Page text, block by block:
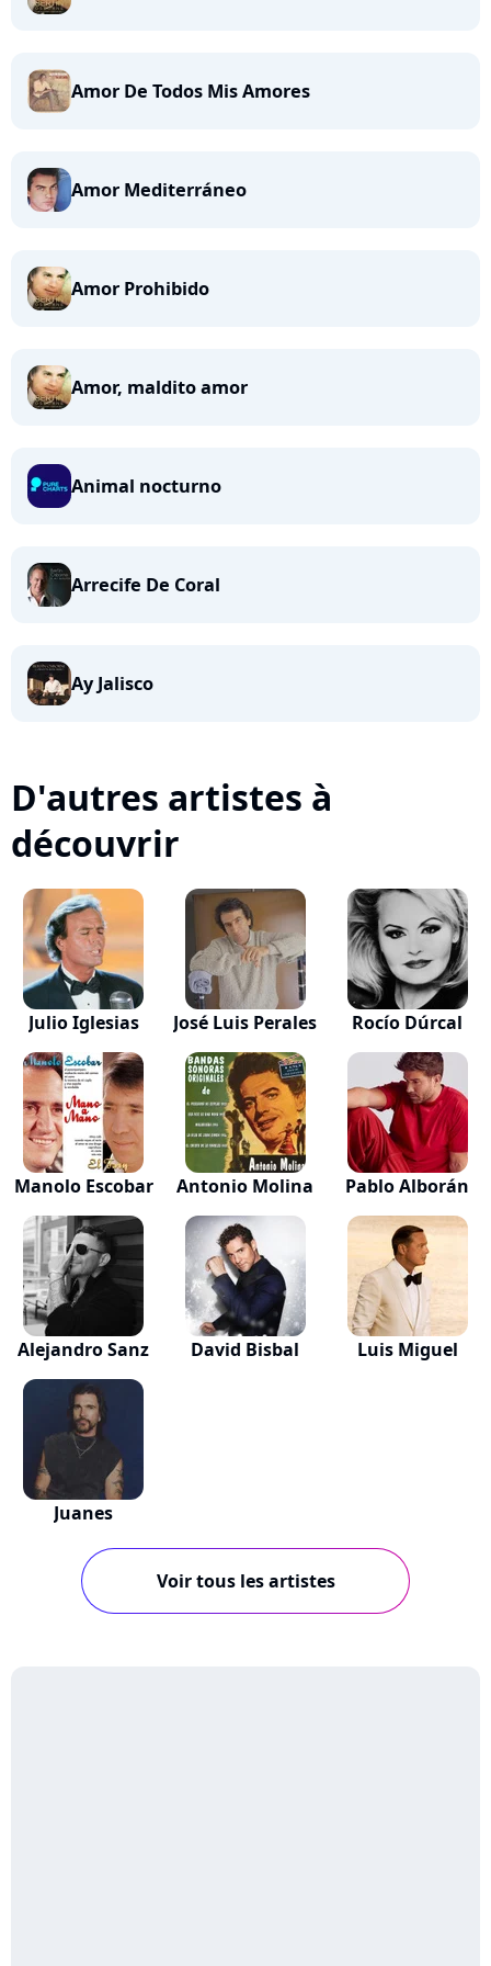
Amor De Todos Mis Amores
Amor Mediterráneo
Amor Prohibido
Amor, maldito amor
Animal nocturno
Arrecife De Coral
Ay Jalisco
D'autres artistes à
découvrir
Julio Iglesias José Luis Perales Rocío Dúrcal
Manolo Escobar Antonio Molina Pablo Alborán
Alejandro Sanz David Bisbal Luis Miguel
Juanes
Voir tous les artistes